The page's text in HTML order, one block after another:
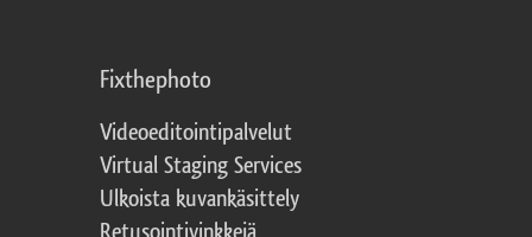
Fixthephoto
Videoeditointipalvelut
Virtual Staging Services
Ulkoista kuvankäsittely